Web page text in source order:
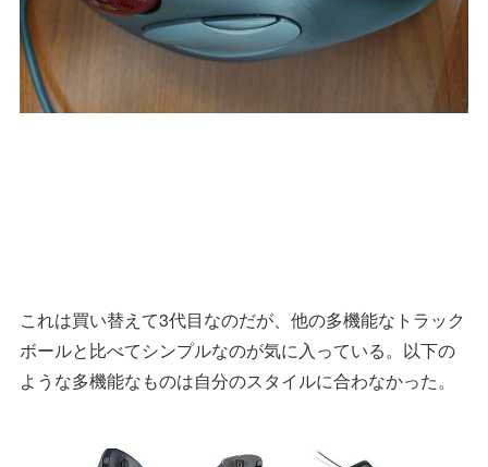
これは買い替えて3代目なのだが、他の多機能なトラック
ボールと比べてシンプルなのが気に入っている。以下の
ような多機能なものは自分のスタイルに合わなかった。